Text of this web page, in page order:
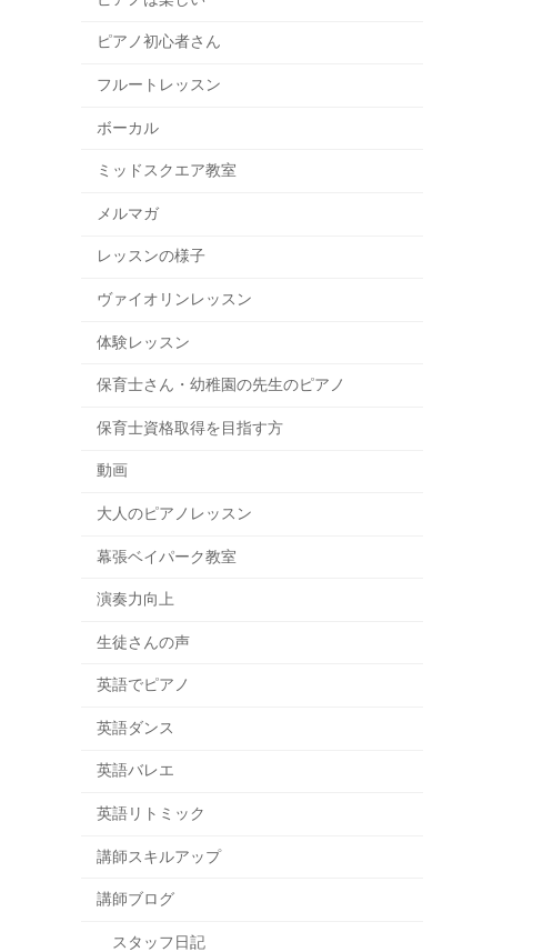
ピアノ初心者さん
フルートレッスン
ボーカル
ミッドスクエア教室
メルマガ
レッスンの様子
ヴァイオリンレッスン
体験レッスン
保育士さん・幼稚園の先生のピアノ
保育士資格取得を目指す方
動画
大人のピアノレッスン
幕張ベイパーク教室
演奏力向上
生徒さんの声
英語でピアノ
英語ダンス
英語バレエ
英語リトミック
講師スキルアップ
講師ブログ
スタッフ日記